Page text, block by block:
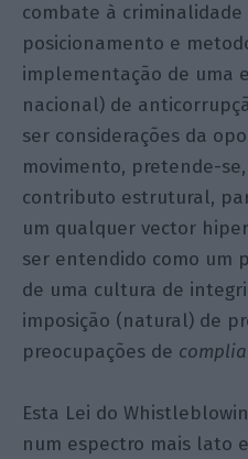
combate à
posicionamento e
implementação de uma
nacional) de
ser considerações da
movimento, pretende-
contributo estrutural,
um qualquer vector
ser entendido como um
de uma cultura de
imposição (natural) de
preocupações de
Esta Lei do
num espectro mais lato